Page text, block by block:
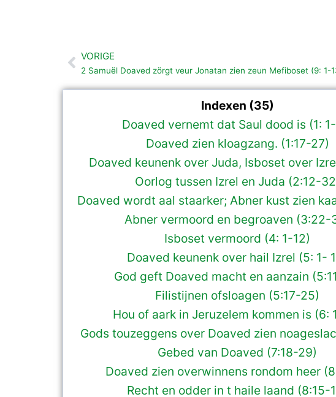
Vorige
VORIGE
2 Samuël Doaved zörgt veur Jonatan zien zeun Mefiboset (9: 1-
Indexen (35)
Doaved vernemt dat Saul dood is (1:
Doaved zien kloagzang. (1:17-27)
Doaved keunenk over Juda, Isboset over
Oorlog tussen Izrel en Juda (2:12-
Doaved wordt aal staarker; Abner kust zien
Abner vermoord en begroaven (3:22-
Isboset vermoord (4: 1-12)
Doaved keunenk over hail Izrel (5: 1-
God geft Doaved macht en aanzain
Filistijnen ofsloagen (5:17-25)
Hou of aark in Jeruzelem kommen is (6:
Gods touzeggens over Doaved zien
Gebed van Doaved (7:18-29)
Doaved zien overwinnens rondom heer
Recht en odder in t haile laand (8:15-